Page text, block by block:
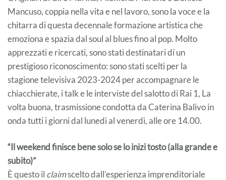
Mancuso, coppia nella vita e nel lavoro, sono la voce e la
chitarra di questa decennale formazione artistica che
emoziona e spazia dal soul al blues fino al pop. Molto
apprezzati e ricercati, sono stati destinatari di un
prestigioso riconoscimento: sono stati scelti per la
stagione televisiva 2023-2024 per accompagnare le
chiacchierate, i talk e le interviste del salotto di Rai 1, La
volta buona, trasmissione condotta da Caterina Balivo in
onda tutti i giorni dal lunedì al venerdì, alle ore 14.00.
“Il weekend finisce bene solo se lo inizi tosto (alla grande e
subito)”
È questo il claimscelto dall’esperienza imprenditoriale